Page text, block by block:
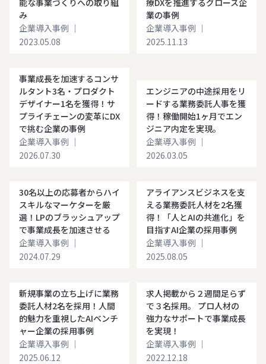
み
企業導入事例 ｜
2023.05.08
業の事例
企業導入事例 ｜
2025.11.13
事業成長を加速するコンサ
ルタント3名・プロダクト
デザイナー1名を獲得！サ
プライチェーンの変革にDX
で挑む企業の事例
企業導入事例 ｜
2026.07.30
エンジニアの中途採用をリ
ードする業務委託人事を獲
得！稼働開始1ヶ月でエン
ジニア内定を実現。
企業導入事例 ｜
2026.03.05
30名以上の応募者からハイ
スキルなマーケターを厳
選！LPのブラッシュアップ
で事業成長を加速させる
企業導入事例 ｜
2024.07.29
アライアンスビジネスを支
える業務委託人材を2名獲
得！「人とAIの共進化」を
目指すAI企業の採用事例
企業導入事例 ｜
2025.08.05
新規事業の立ち上げに業務
委託人材2名を採用！人間
的魅力を重視したAIベンチ
ャー企業の採用事例
企業導入事例 ｜
2025.06.12
求人掲載から２週間足らず
で３名採用。 プロ人材の
強力なサポートで事業成長
を実現！
企業導入事例 ｜
2022.12.18